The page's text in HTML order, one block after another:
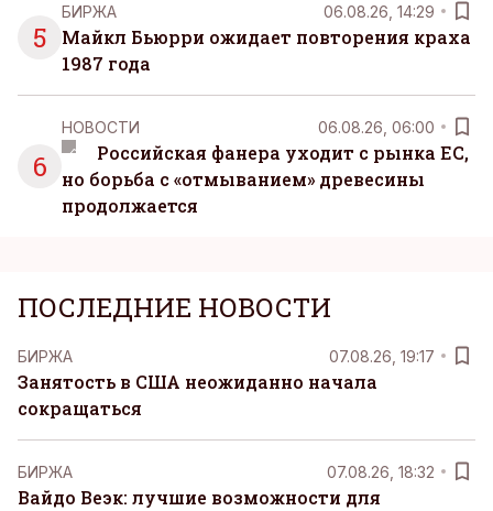
5
БИРЖА 06.08.26, 14:29
Майкл Бьюрри ожидает повторения краха
1987 года
6
НОВОСТИ 06.08.26, 06:00
Российская фанера уходит с рынка ЕС,
но борьба с «отмыванием» древесины
продолжается
ПОСЛЕДНИЕ НОВОСТИ
БИРЖА 07.08.26, 19:17
Занятость в США неожиданно начала
сокращаться
БИРЖА 07.08.26, 18:32
Вайдо Веэк: лучшие возможности для